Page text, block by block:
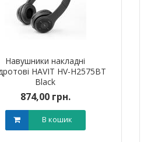
Навушники накладні
HAVIT HV-H2575BT
Black
874,00 грн.
В кошик